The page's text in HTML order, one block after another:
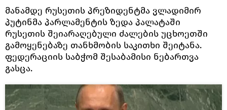
მანამდე რუსეთის პრეზიდენტმა ვლადიმირ
პუტინმა პარლამენტის ზედა პალატაში
რუსეთის შეიარაღებული ძალების უცხოეთში
გამოყენებაზე თანხმობის საკითხი შეიტანა.
ფედერაციის საბჭომ შესაბამისი ნებართვა
გასცა.